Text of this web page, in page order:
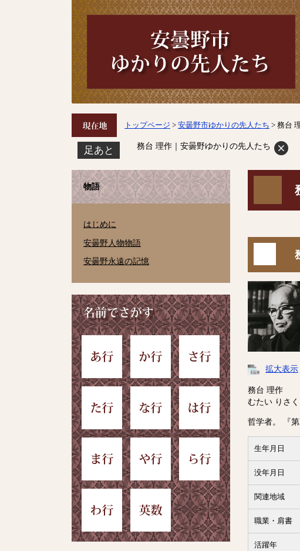
トップページ > 安曇野市ゆかりの先人たち > 務台
足あと 務台 理作｜安曇野ゆかりの先人たち
拡大表示
務台 理作
むたい りさく
哲学者。 『
生年月日
没年月日
関連地域
職業・肩書
活躍年
物語
はじめに
安曇野人物物語
安曇野永遠の記憶